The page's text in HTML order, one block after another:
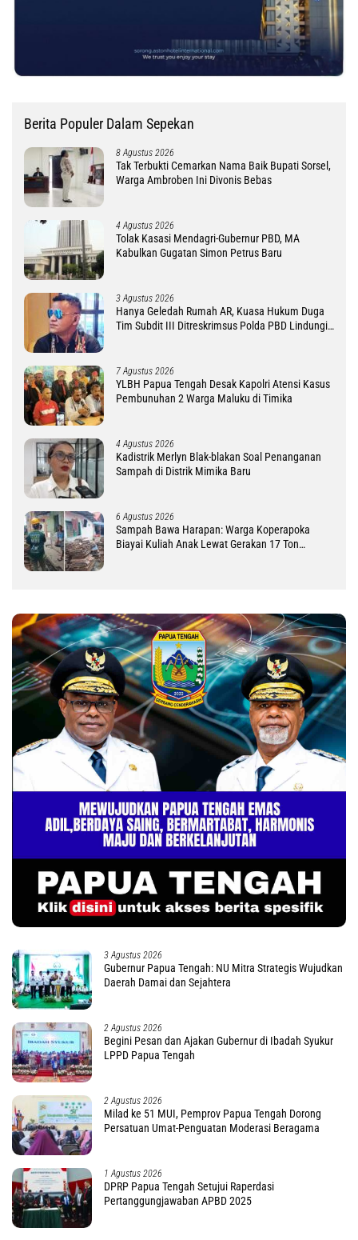
Berita Populer Dalam Sepekan
8 Agustus 2026
Tak Terbukti Cemarkan Nama Baik Bupati Sorsel,
Warga Ambroben Ini Divonis Bebas
4 Agustus 2026
Tolak Kasasi Mendagri-Gubernur PBD, MA
Kabulkan Gugatan Simon Petrus Baru
3 Agustus 2026
Hanya Geledah Rumah AR, Kuasa Hukum Duga
Tim Subdit III Ditreskrimsus Polda PBD Lindungi
7 Agustus 2026
YLBH Papua Tengah Desak Kapolri Atensi Kasus
Pembunuhan 2 Warga Maluku di Timika
4 Agustus 2026
Kadistrik Merlyn Blak-blakan Soal Penanganan
Sampah di Distrik Mimika Baru
6 Agustus 2026
Sampah Bawa Harapan: Warga Koperapoka
Biayai Kuliah Anak Lewat Gerakan 17 Ton
3 Agustus 2026
Gubernur Papua Tengah: NU Mitra Strategis Wujudkan
Daerah Damai dan Sejahtera
2 Agustus 2026
Begini Pesan dan Ajakan Gubernur di Ibadah Syukur
LPPD Papua Tengah
2 Agustus 2026
Milad ke 51 MUI, Pemprov Papua Tengah Dorong
Persatuan Umat-Penguatan Moderasi Beragama
1 Agustus 2026
DPRP Papua Tengah Setujui Raperdasi
Pertanggungjawaban APBD 2025